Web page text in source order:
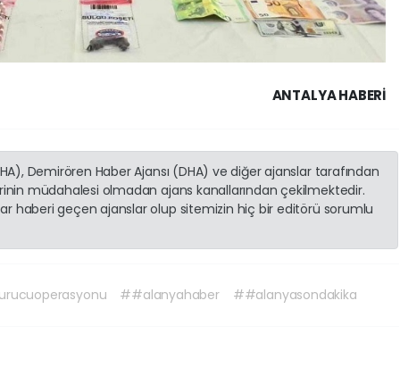
ANTALYA HABERİ
Demirören Haber Ajansı (DHA) ve diğer ajanslar tarafından
müdahalesi olmadan ajans kanallarından çekilmektedir.
haberi geçen ajanslar olup sitemizin hiç bir editörü sorumlu
##alanyahaber ##alanyasondakika